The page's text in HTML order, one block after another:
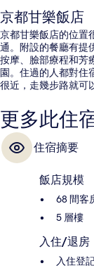
京都甘樂飯店
京都甘樂飯店的位置
通。附設的餐廳有提
按摩、臉部療程和芳
園。住過的人都對住
很近，走幾步路就可
更多此住
住宿摘要
飯店規模
68 間客
5 層樓
入住/退房
入住登